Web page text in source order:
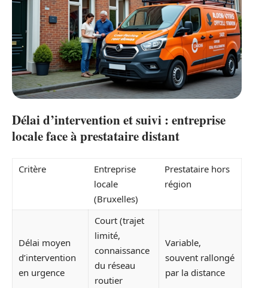
Délai d’intervention et suivi : entreprise
locale face à prestataire distant
Critère
Entreprise
locale
(Bruxelles)
Prestataire hors
région
Délai moyen
d’intervention
en urgence
Court (trajet
limité,
connaissance
du réseau
routier
Variable,
souvent rallongé
par la distance